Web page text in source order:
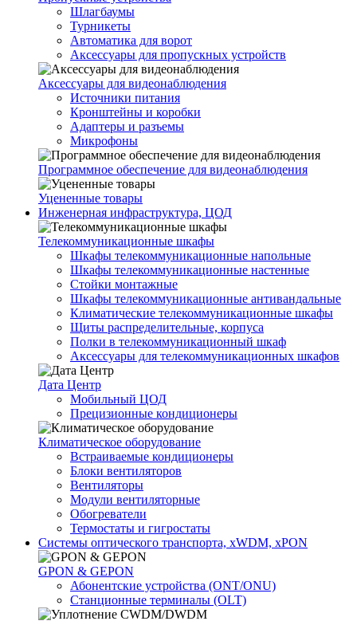
Шлагбаумы
Турникеты
Автоматика для ворот
Аксессуары для пропускных устройств
Аксессуары для видеонаблюдения
Источники питания
Кронштейны и коробки
Адаптеры и разъемы
Микрофоны
Программное обеспечение для видеонаблюдения
Уцененные товары
Инженерная инфраструктура, ЦОД
Телекоммуникационные шкафы
Шкафы телекоммуникационные напольные
Шкафы телекоммуникационные настенные
Стойки монтажные
Шкафы телекоммуникационные антивандальные
Климатические телекоммуникационные шкафы
Щиты распределительные, корпуса
Полки в телекоммуникационный шкаф
Аксессуары для телекоммуникационных шкафов
Дата Центр
Мобильный ЦОД
Прецизионные кондиционеры
Климатичeское оборудование
Встраиваемые кондиционеры
Блоки вентиляторов
Вентиляторы
Модули вентиляторные
Обогреватели
Термостаты и гигростаты
Системы оптического транспорта, xWDM, xPON
GPON & GEPON
Абонентские устройства (ONT/ONU)
Станционные терминалы (OLT)